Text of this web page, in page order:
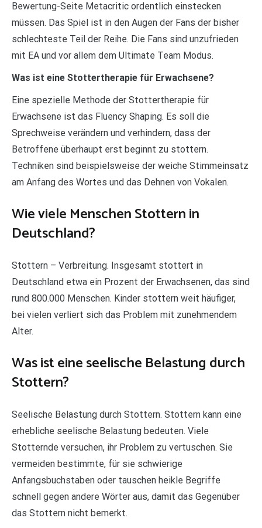
Bewertung-Seite Metacritic ordentlich einstecken
müssen. Das Spiel ist in den Augen der Fans der bisher
schlechteste Teil der Reihe. Die Fans sind unzufrieden
mit EA und vor allem dem Ultimate Team Modus.
Was ist eine Stottertherapie für Erwachsene?
Eine spezielle Methode der Stottertherapie für
Erwachsene ist das Fluency Shaping. Es soll die
Sprechweise verändern und verhindern, dass der
Betroffene überhaupt erst beginnt zu stottern.
Techniken sind beispielsweise der weiche Stimmeinsatz
am Anfang des Wortes und das Dehnen von Vokalen.
Wie viele Menschen Stottern in
Deutschland?
Stottern – Verbreitung. Insgesamt stottert in
Deutschland etwa ein Prozent der Erwachsenen, das sind
rund 800.000 Menschen. Kinder stottern weit häufiger,
bei vielen verliert sich das Problem mit zunehmendem
Alter.
Was ist eine seelische Belastung durch
Stottern?
Seelische Belastung durch Stottern. Stottern kann eine
erhebliche seelische Belastung bedeuten. Viele
Stotternde versuchen, ihr Problem zu vertuschen. Sie
vermeiden bestimmte, für sie schwierige
Anfangsbuchstaben oder tauschen heikle Begriffe
schnell gegen andere Wörter aus, damit das Gegenüber
das Stottern nicht bemerkt.